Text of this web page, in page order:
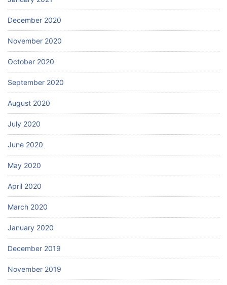
December 2020
November 2020
October 2020
September 2020
August 2020
July 2020
June 2020
May 2020
April 2020
March 2020
January 2020
December 2019
November 2019